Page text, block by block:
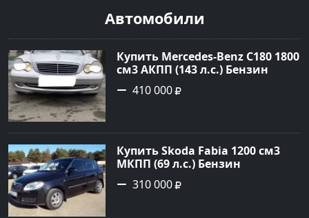
Автомобили
Купить Mercedes-Benz C180 1800
см3 АКПП (143 л.с.) Бензин
инжектор в Тимашевск : цвет
Серебряный Седан 2006 года по
Авторынок23
410 000
Купить Skoda Fabia 1200 см3
МКПП (69 л.с.) Бензин
инжектор в Кропоткин: цвет
черный Хетчбэк 2010 года по
310 000